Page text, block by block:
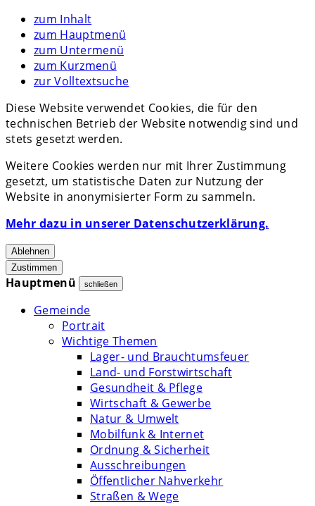
zum Inhalt
zum Hauptmenü
zum Untermenü
zum Kurzmenü
zur Volltextsuche
Diese Website verwendet Cookies, die für den
technischen Betrieb der Website notwendig sind und
stets gesetzt werden.
Weitere Cookies werden nur mit Ihrer Zustimmung
gesetzt, um statistische Daten zur Nutzung der
Website in anonymisierter Form zu sammeln.
Mehr dazu in unserer Datenschutzerklärung.
Ablehnen
Zustimmen
Hauptmenü schließen
Gemeinde
Portrait
Wichtige Themen
Lager- und Brauchtumsfeuer
Land- und Forstwirtschaft
Gesundheit & Pflege
Wirtschaft & Gewerbe
Natur & Umwelt
Mobilfunk & Internet
Ordnung & Sicherheit
Ausschreibungen
Öffentlicher Nahverkehr
Straßen & Wege